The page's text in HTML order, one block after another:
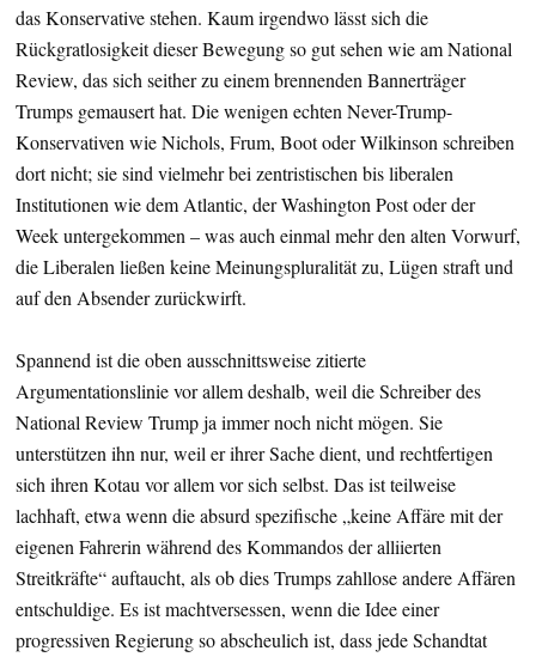
das Konservative stehen. Kaum irgendwo lässt sich die
Rückgratlosigkeit dieser Bewegung so gut sehen wie am National
Review, das sich seither zu einem brennenden Bannerträger
Trumps gemausert hat. Die wenigen echten Never-Trump-
Konservativen wie Nichols, Frum, Boot oder Wilkinson schreiben
dort nicht; sie sind vielmehr bei zentristischen bis liberalen
Institutionen wie dem Atlantic, der Washington Post oder der
Week untergekommen – was auch einmal mehr den alten Vorwurf,
die Liberalen ließen keine Meinungspluralität zu, Lügen straft und
auf den Absender zurückwirft.
Spannend ist die oben ausschnittsweise zitierte
Argumentationslinie vor allem deshalb, weil die Schreiber des
National Review Trump ja immer noch nicht mögen. Sie
unterstützen ihn nur, weil er ihrer Sache dient, und rechtfertigen
sich ihren Kotau vor allem vor sich selbst. Das ist teilweise
lachhaft, etwa wenn die absurd spezifische „keine Affäre mit der
eigenen Fahrerin während des Kommandos der alliierten
Streitkräfte“ auftaucht, als ob dies Trumps zahllose andere Affären
entschuldige. Es ist machtversessen, wenn die Idee einer
progressiven Regierung so abscheulich ist, dass jede Schandtat